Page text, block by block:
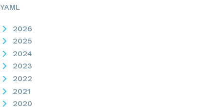
YAML
2026
2025
2024
2023
2022
2021
2020